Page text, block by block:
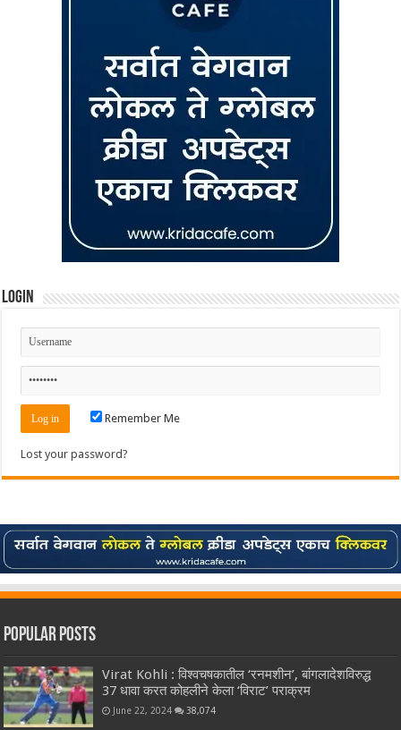
Login
Remember Me
Lost your password?
Popular Posts
Virat Kohli : विश्वचषकातील ‘रनमशीन’, बांगलादेशविरुद्ध
37 धावा करत कोहलीने केला ‘विराट’ पराक्रम
June 22, 2024 38,074